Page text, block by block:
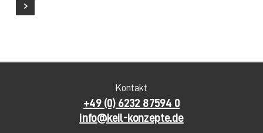
Kontakt
+49 (0) 6232 87594 0
info@keil-konzepte.de